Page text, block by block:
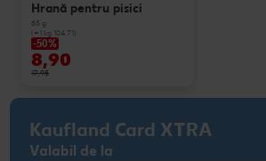
Hrană pentru pisici
85 g
(=1 kg 104.71)
-50%
8,90
17,95
Kaufland Card XTRA
Valabil de la